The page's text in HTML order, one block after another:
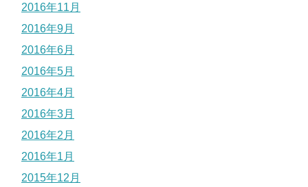
2016年11月
2016年9月
2016年6月
2016年5月
2016年4月
2016年3月
2016年2月
2016年1月
2015年12月